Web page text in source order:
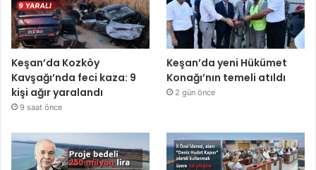
Keşan’da Kozköy
Kavşağı’nda feci kaza: 9
kişi ağır yaralandı
9 saat önce
Keşan’da yeni Hükümet
Konağı’nın temeli atıldı
2 gün önce